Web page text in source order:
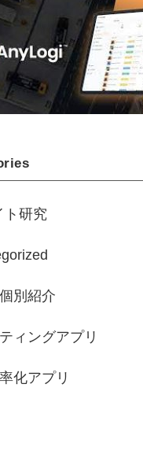
ト研究
別紹介
ィングアプリ
化アプリ